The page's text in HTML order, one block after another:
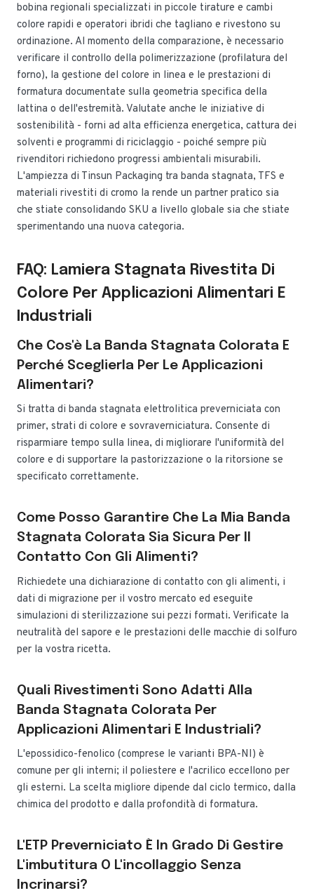
bobina regionali specializzati in piccole tirature e cambi
colore rapidi e operatori ibridi che tagliano e rivestono su
ordinazione. Al momento della comparazione, è necessario
verificare il controllo della polimerizzazione (profilatura del
forno), la gestione del colore in linea e le prestazioni di
formatura documentate sulla geometria specifica della
lattina o dell'estremità. Valutate anche le iniziative di
sostenibilità - forni ad alta efficienza energetica, cattura dei
solventi e programmi di riciclaggio - poiché sempre più
rivenditori richiedono progressi ambientali misurabili.
L'ampiezza di Tinsun Packaging tra banda stagnata, TFS e
materiali rivestiti di cromo la rende un partner pratico sia
che stiate consolidando SKU a livello globale sia che stiate
sperimentando una nuova categoria.
FAQ: Lamiera Stagnata Rivestita Di
Colore Per Applicazioni Alimentari E
Industriali
Che Cos'è La Banda Stagnata Colorata E
Perché Sceglierla Per Le Applicazioni
Alimentari?
Si tratta di banda stagnata elettrolitica preverniciata con
primer, strati di colore e sovraverniciatura. Consente di
risparmiare tempo sulla linea, di migliorare l'uniformità del
colore e di supportare la pastorizzazione o la ritorsione se
specificato correttamente.
Come Posso Garantire Che La Mia Banda
Stagnata Colorata Sia Sicura Per Il
Contatto Con Gli Alimenti?
Richiedete una dichiarazione di contatto con gli alimenti, i
dati di migrazione per il vostro mercato ed eseguite
simulazioni di sterilizzazione sui pezzi formati. Verificate la
neutralità del sapore e le prestazioni delle macchie di solfuro
per la vostra ricetta.
Quali Rivestimenti Sono Adatti Alla
Banda Stagnata Colorata Per
Applicazioni Alimentari E Industriali?
L'epossidico-fenolico (comprese le varianti BPA-NI) è
comune per gli interni; il poliestere e l'acrilico eccellono per
gli esterni. La scelta migliore dipende dal ciclo termico, dalla
chimica del prodotto e dalla profondità di formatura.
L'ETP Preverniciato È In Grado Di Gestire
L'imbutitura O L'incollaggio Senza
Incrinarsi?